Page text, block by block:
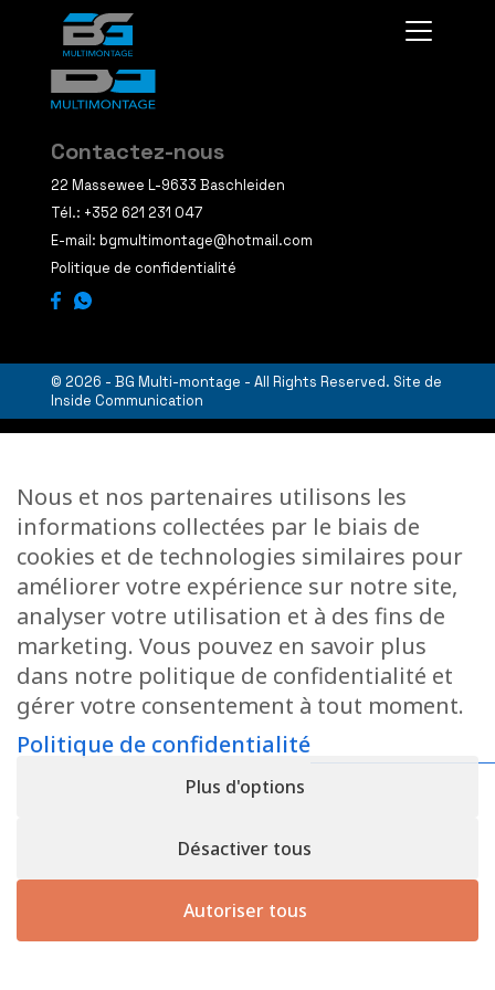
Contactez-nous
22 Massewee L-9633 Baschleiden
Tél.: +352 621 231 047
E-mail:bgmultimontage@hotmail.com
Politique de confidentialité
© 2026 - BG Multi-montage - All Rights Reserved. Site de
Inside Communication
Nous et nos partenaires utilisons les
informations collectées par le biais de
cookies et de technologies similaires pour
améliorer votre expérience sur notre site,
analyser votre utilisation et à des fins de
marketing. Vous pouvez en savoir plus
dans notre politique de confidentialité et
gérer votre consentement à tout moment.
Politique de confidentialité
Plus d'options
Désactiver tous
Autoriser tous